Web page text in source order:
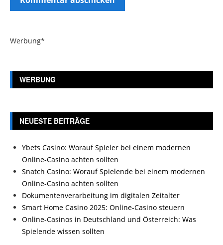
Werbung*
WERBUNG
NEUESTE BEITRÄGE
Ybets Casino: Worauf Spieler bei einem modernen
Online-Casino achten sollten
Snatch Casino: Worauf Spielende bei einem modernen
Online-Casino achten sollten
Dokumentenverarbeitung im digitalen Zeitalter
Smart Home Casino 2025: Online-Casino steuern
Online-Casinos in Deutschland und Österreich: Was
Spielende wissen sollten